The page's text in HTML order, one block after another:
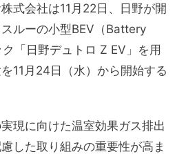
式会社は11月22日、日野が開
ルーの小型BEV（Battery
「日野デュトロ Z EV」を用
11月24日（水）から開始する
現に向けた温室効果ガス排出
した取り組みの重要性が高ま